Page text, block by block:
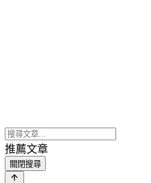
推薦文章
關閉搜尋